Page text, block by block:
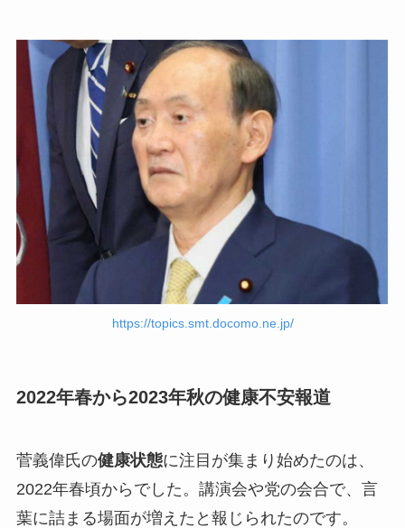
https://topics.smt.docomo.ne.jp/
2022年春から2023年秋の健康不安報道
菅義偉氏の健康状態に注目が集まり始めたのは、
2022年春頃からでした。講演会や党の会合で、言
葉に詰まる場面が増えたと報じられたのです。